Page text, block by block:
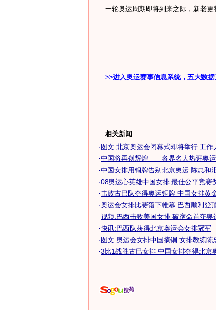
一轮奥运周期即将到来之际，新老更
>>进入奥运赛事信息系统，五大数
相关新闻
·图文:北京奥运会闭幕式即将举行 工作
·中国将再创辉煌——各界名人热评奥
·中国女排用铜牌告别北京奥运 陈忠和
·08奥运心英雄中国女排 最佳公平竞赛
·击败古巴队夺得奥运铜牌 中国女排黄金
·奥运会女排比赛落下帷幕 巴西顺利登顶
·视频:巴西击败美国女排 破宿命首夺奥
·快讯:巴西队获得北京奥运会女排冠军
·图文:奥运会女排中国摘铜 女排教练陈
·3比1战胜古巴女排 中国女排夺得北京